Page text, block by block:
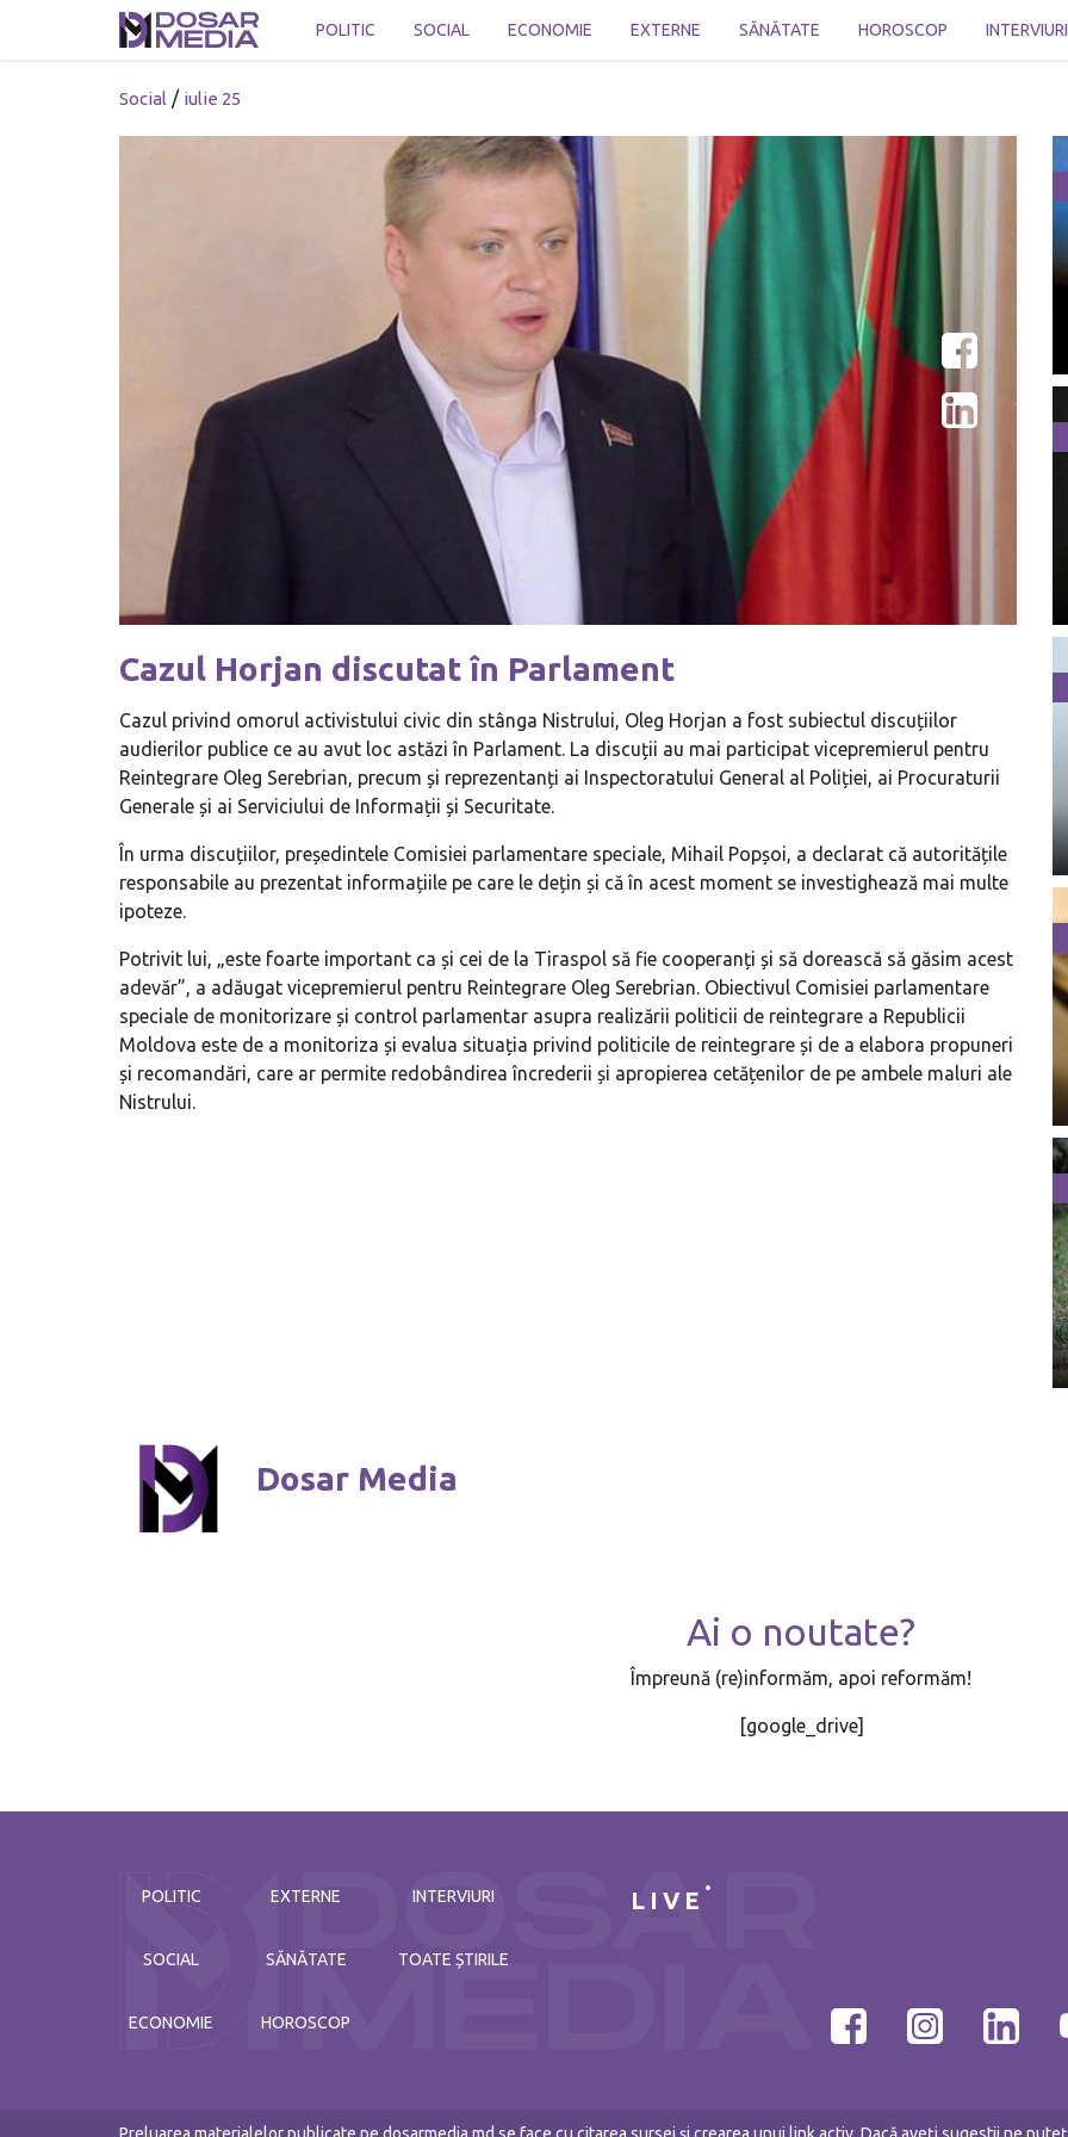
POLITIC SOCIAL ECONOMIE EXTERNE SĂNĂTATE HOROSCOP INTERVIURI
Social / iulie 25
Cazul Horjan discutat în Parlament
Cazul privind omorul activistului civic din stânga Nistrului, Oleg Horjan a fost subiectul discuțiilor
audierilor publice ce au avut loc astăzi în Parlament. La discuții au mai participat vicepremierul pentru
Reintegrare Oleg Serebrian, precum și reprezentanți ai Inspectoratului General al Poliției, ai Procuraturii
Generale și ai Serviciului de Informații și Securitate.
În urma discuțiilor, președintele Comisiei parlamentare speciale, Mihail Popșoi, a declarat că autoritățile
responsabile au prezentat informațiile pe care le dețin și că în acest moment se investighează mai multe
ipoteze.
Potrivit lui, „este foarte important ca și cei de la Tiraspol să fie cooperanți și să dorească să găsim acest
adevăr”, a adăugat vicepremierul pentru Reintegrare Oleg Serebrian. Obiectivul Comisiei parlamentare
speciale de monitorizare și control parlamentar asupra realizării politicii de reintegrare a Republicii
Moldova este de a monitoriza și evalua situația privind politicile de reintegrare și de a elabora propuneri
și recomandări, care ar permite redobândirea încrederii și apropierea cetățenilor de pe ambele maluri ale
Nistrului.
Dosar Media
Ai o noutate?
Împreună (re)informăm, apoi reformăm!
[google_drive]
POLITIC
SOCIAL
ECONOMIE
EXTERNE
SĂNĂTATE
HOROSCOP
INTERVIURI
TOATE ȘTIRILE
LIVE